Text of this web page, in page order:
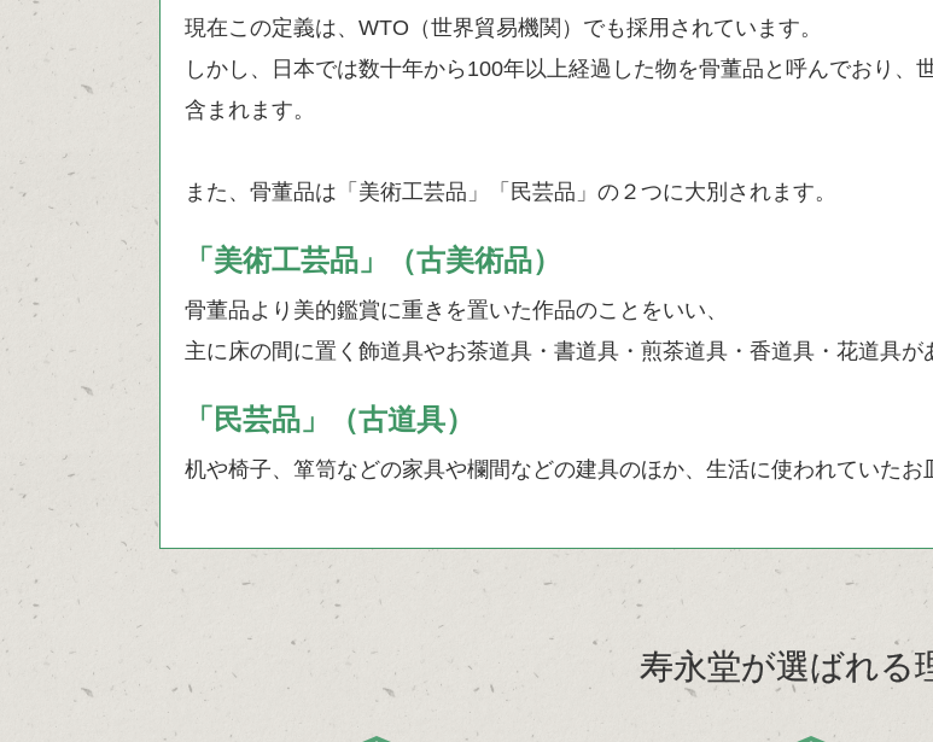
現在この定義は、WTO（世界貿易機関）でも採用されています。
しかし、日本では数十年から100年以上経過した物を骨董品と呼んでおり
含まれます。
また、骨董品は「美術工芸品」「民芸品」の２つに大別されます。
「美術工芸品」（古美術品）
骨董品より美的鑑賞に重きを置いた作品のことをいい、
主に床の間に置く飾道具やお茶道具・書道具・煎茶道具・香道具・花道具が
「民芸品」（古道具）
机や椅子、箪笥などの家具や欄間などの建具のほか、生活に使われていたお
寿永堂が選ばれる